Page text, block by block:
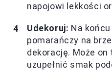
napojowi lekkości
Udekoruj: Na
pomarańczy na
dekorację. Może on
uzupełnić smak